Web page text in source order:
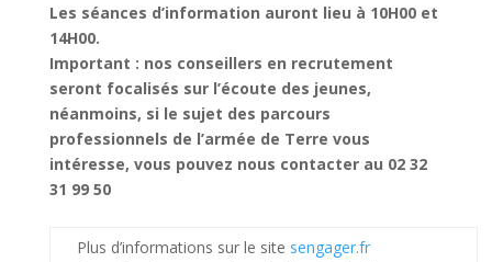
Les séances d’information auront lieu à 10H00 et
14H00.
Important : nos conseillers en recrutement
seront focalisés sur l’écoute des jeunes,
néanmoins, si le sujet des parcours
professionnels de l’armée de Terre vous
intéresse, vous pouvez nous contacter au 02 32
31 99 50
Plus d’informations sur le site sengager.fr